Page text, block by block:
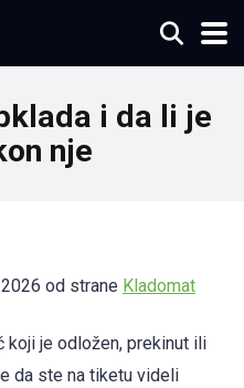
i da li je
nje
od strane Kladomat
koji je odložen, prekinut ili
da ste na tiketu videli